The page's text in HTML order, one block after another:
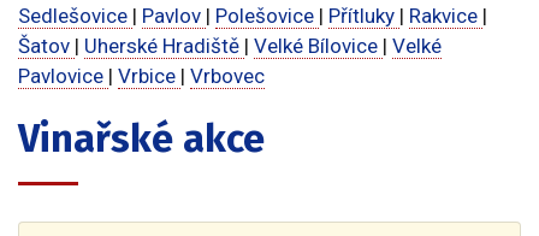
Sedlešovice | Pavlov | Polešovice | Přítluky | Rakvice |
Šatov | Uherské Hradiště | Velké Bílovice | Velké
Pavlovice | Vrbice | Vrbovec
Vinařské akce